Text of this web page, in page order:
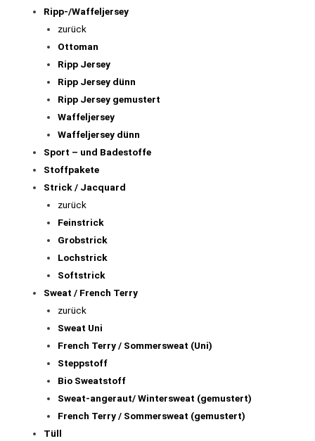
zurück
Musselin Uni
Bio Musselin
Musselin gemustert
Panel
Punta di Roma
Reststücke
Ripp-/Waffeljersey
zurück
Ottoman
Ripp Jersey
Ripp Jersey dünn
Ripp Jersey gemustert
Waffeljersey
Waffeljersey dünn
Sport – und Badestoffe
Stoffpakete
Strick / Jacquard
zurück
Feinstrick
Grobstrick
Lochstrick
Softstrick
Sweat / French Terry
zurück